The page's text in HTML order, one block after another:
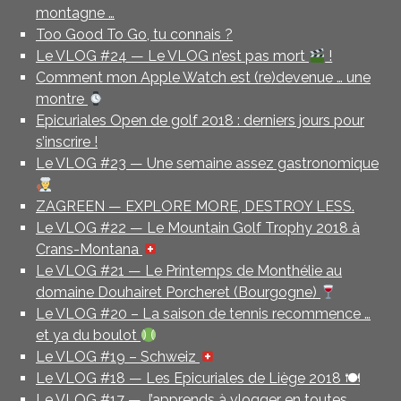
montagne …
Too Good To Go, tu connais ?
Le VLOG #24 — Le VLOG n’est pas mort
!
Comment mon Apple Watch est (re)devenue … une
montre
Epicuriales Open de golf 2018 : derniers jours pour
s’inscrire !
Le VLOG #23 — Une semaine assez gastronomique
ZAGREEN — EXPLORE MORE, DESTROY LESS.
Le VLOG #22 — Le Mountain Golf Trophy 2018 à
Crans-Montana
Le VLOG #21 — Le Printemps de Monthélie au
domaine Douhairet Porcheret (Bourgogne)
Le VLOG #20 – La saison de tennis recommence …
et ya du boulot
Le VLOG #19 – Schweiz
Le VLOG #18 — Les Epicuriales de Liège 2018 🍽